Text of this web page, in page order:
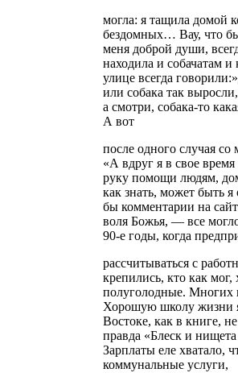
могла: я тащила домой
бездомных… Вау, что
меня доброй души,
находила и собачатам и
улице всегда
или собака так
а смотри, собака-то
А вот
после одного случая со
«А вдруг я в свое
руку помощи людям,
как знать, может быть я
бы комментарии на
воля Божья, — все
90-е годы, когда
рассчитываться с
крепились, кто как
полуголодные. Многих
Хорошую школу жизни
Востоке, как в книге,
правда «Блеск и
Зарплаты еле хватало,
коммунальные услуги,